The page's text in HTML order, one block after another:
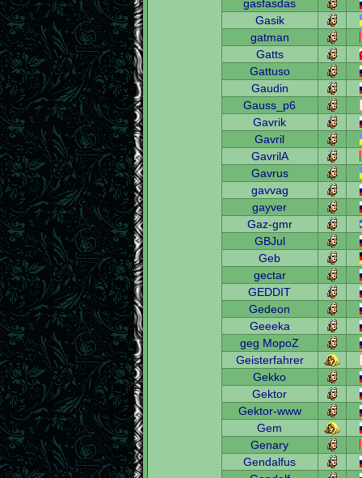
gasfasdas
Gasik
gatman
Gatts
Gattuso
Gaudin
Gauss_p6
Gavrik
Gavril
GavrilA
Gavrus
gavvag
gayver
Gaz-gmr
GBJul
Geb
gectar
GEDDIT
Gedeon
Geeeka
geg MopoZ
Geisterfahrer
Gekko
Gektor
Gektor-www
Gem
Genary
Gendalfus